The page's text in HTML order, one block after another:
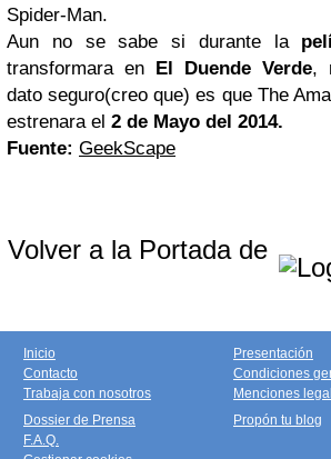
Spider-Man.
Aun no se sabe si durante la
transformara en El Duende Verde,
dato seguro(creo que) es que The
estrenara el 2 de Mayo del 2014.
Fuente: GeekScape
Volver a la Portada de
Inicio
Contacto
Trabaja con nosotros
Presentación
Condiciones
Menciones
Dossier de Prensa
F.A.Q.
Propón tu blog